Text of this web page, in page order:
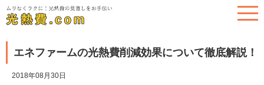
エネファームの光熱費削減効果について徹底解説！
2018年08月30日